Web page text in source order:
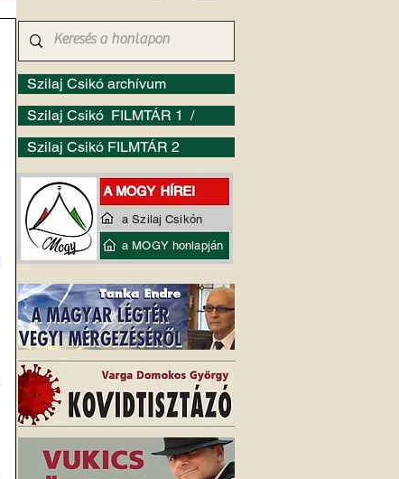
Szilaj Csikó archívum
Szilaj Csikó FILMTÁR 1 /
Szilaj Csikó FILMTÁR 2
a Szilaj Csikón
a MOGY honlapján